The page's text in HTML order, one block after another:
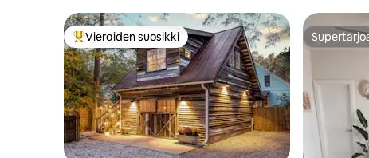
Vieraiden suosikkien parhaimmistoa
Vieraiden suosikki